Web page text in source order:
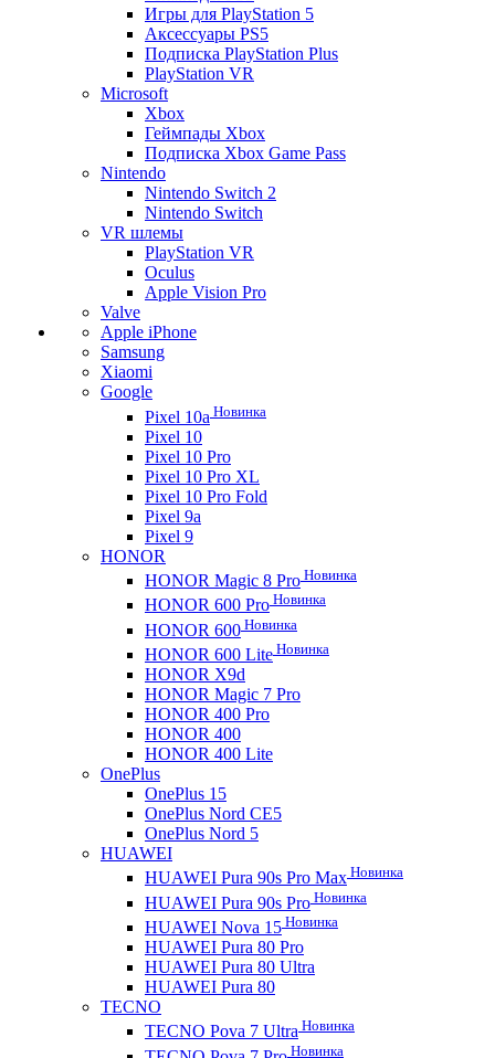
Игры для PlayStation 5
Аксессуары PS5
Подписка PlayStation Plus
PlayStation VR
Microsoft
Xbox
Геймпады Xbox
Подписка Xbox Game Pass
Nintendo
Nintendo Switch 2
Nintendo Switch
VR шлемы
PlayStation VR
Oculus
Apple Vision Pro
Valve
Apple iPhone
Samsung
Xiaomi
Google
Pixel 10a Новинка
Pixel 10
Pixel 10 Pro
Pixel 10 Pro XL
Pixel 10 Pro Fold
Pixel 9a
Pixel 9
HONOR
HONOR Magic 8 Pro Новинка
HONOR 600 Pro Новинка
HONOR 600 Новинка
HONOR 600 Lite Новинка
HONOR X9d
HONOR Magic 7 Pro
HONOR 400 Pro
HONOR 400
HONOR 400 Lite
OnePlus
OnePlus 15
OnePlus Nord CE5
OnePlus Nord 5
HUAWEI
HUAWEI Pura 90s Pro Max Новинка
HUAWEI Pura 90s Pro Новинка
HUAWEI Nova 15 Новинка
HUAWEI Pura 80 Pro
HUAWEI Pura 80 Ultra
HUAWEI Pura 80
TECNO
TECNO Pova 7 Ultra Новинка
Новинка